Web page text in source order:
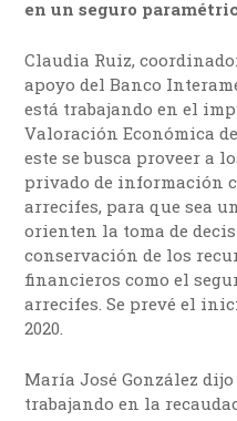
en un seguro
Claudia Ruiz,
apoyo del Banco
está trabajando en el
Valoración Económica
este se busca proveer a
privado de información
arrecifes, para que sea
orienten la toma de
conservación de los
financieros como el
arrecifes. Se prevé el
2020.
María José González
trabajando en la